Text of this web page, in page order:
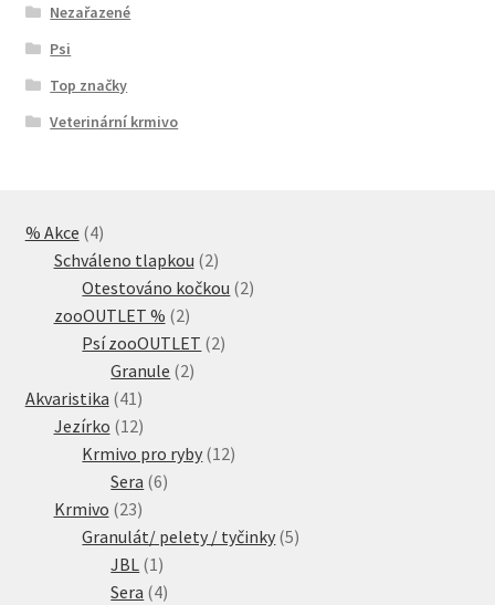
Nezařazené
Psi
Top značky
Veterinární krmivo
% Akce 44
produkty
Schváleno tlapkou 22
produkty
Otestováno kočkou 22
zooOUTLET % 22
produkty
Psí zooOUTLET 22
Granule 22
Akvaristika 41 41
produktů
Jezírko 1212
produktů
Krmivo pro ryby 1212
Sera 66
Krmivo 2323
produktů
Granulát/ pelety / tyčinky 55
JBL 1 1
produkt
Sera 44